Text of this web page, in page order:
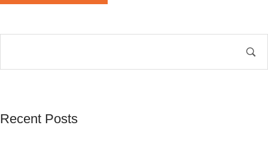
Recent Posts